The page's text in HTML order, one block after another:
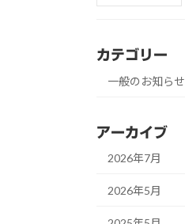
カテゴリー
一般のお知らせ
アーカイブ
2026年7月
2026年5月